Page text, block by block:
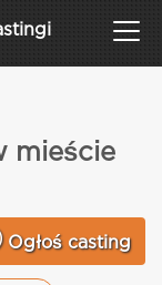
mieście
Ogłoś casting